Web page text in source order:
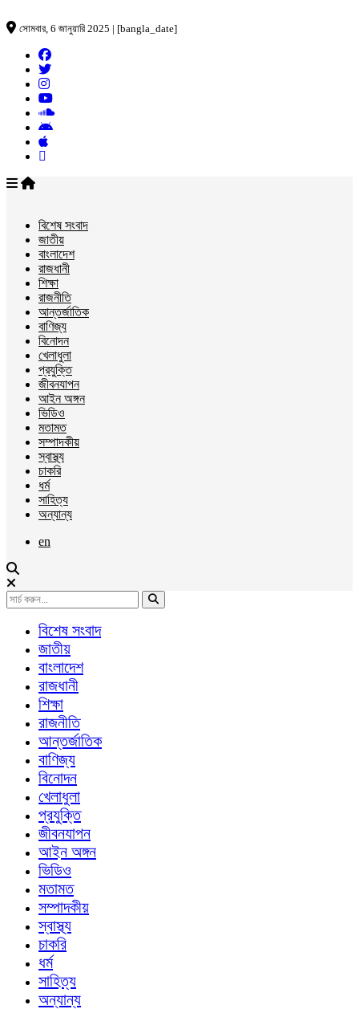
সোমবার, 6 জানুয়ারি 2025 | [bangla_date]
বিশেষ সংবাদ
জাতীয়
বাংলাদেশ
রাজধানী
শিক্ষা
রাজনীতি
আন্তর্জাতিক
বাণিজ্য
বিনোদন
খেলাধুলা
প্রযুক্তি
জীবনযাপন
আইন অঙ্গন
ভিডিও
মতামত
সম্পাদকীয়
স্বাস্থ্য
চাকরি
ধর্ম
সাহিত্য
অন্যান্য
en
বিশেষ সংবাদ
জাতীয়
বাংলাদেশ
রাজধানী
শিক্ষা
রাজনীতি
আন্তর্জাতিক
বাণিজ্য
বিনোদন
খেলাধুলা
প্রযুক্তি
জীবনযাপন
আইন অঙ্গন
ভিডিও
মতামত
সম্পাদকীয়
স্বাস্থ্য
চাকরি
ধর্ম
সাহিত্য
অন্যান্য